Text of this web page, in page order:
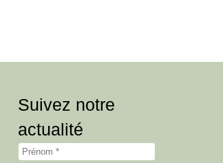
Suivez notre
actualité